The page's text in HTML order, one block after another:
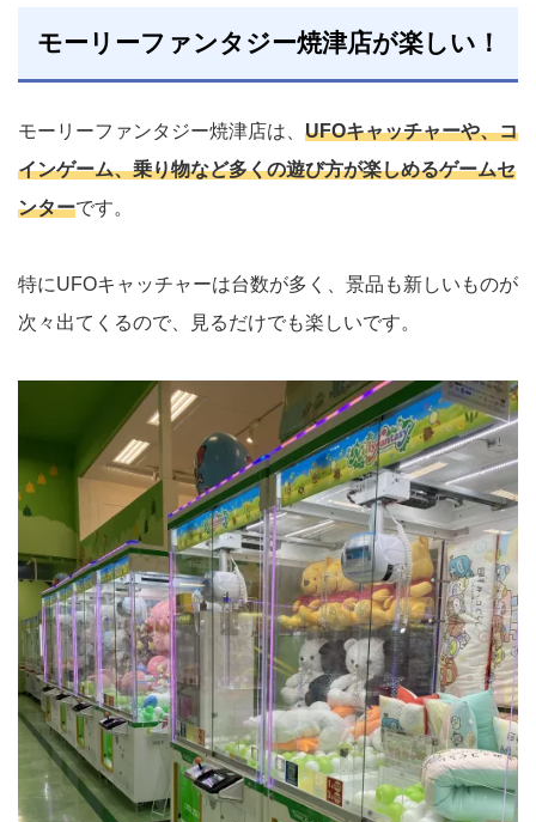
モーリーファンタジー焼津店が楽しい！
モーリーファンタジー焼津店は、 UFOキャッチャーや、コ
インゲーム、乗り物など多くの遊び方が楽しめるゲームセ
ンターです。
特にUFOキャッチャーは台数が多く、景品も新しいものが
次々出てくるので、見るだけでも楽しいです。